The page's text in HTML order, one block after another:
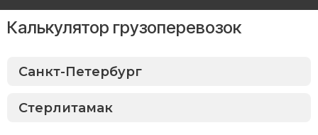
Калькулятор грузоперевозок